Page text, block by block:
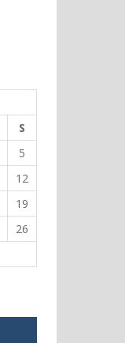
S
5
12
19
26